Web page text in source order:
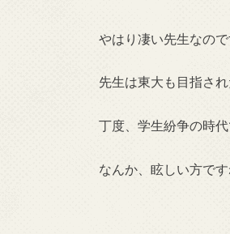
やはり凄い先生なので
先生は東大も目指され
丁度、学生紛争の時
なんか、眩しい方です